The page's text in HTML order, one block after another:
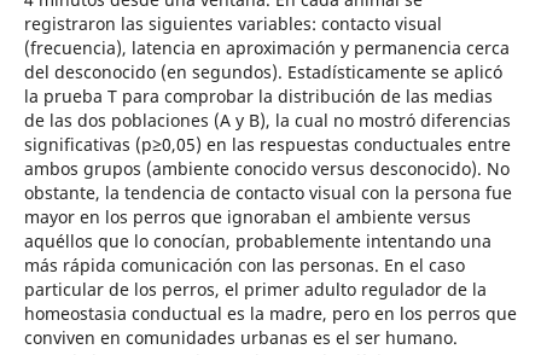
registraron las siguientes variables: contacto visual
(frecuencia), latencia en aproximación y permanencia cerca
del desconocido (en segundos). Estadísticamente se aplicó
la prueba T para comprobar la distribución de las medias
de las dos poblaciones (A y B), la cual no mostró diferencias
significativas (p≥0,05) en las respuestas conductuales entre
ambos grupos (ambiente conocido versus desconocido). No
obstante, la tendencia de contacto visual con la persona fue
mayor en los perros que ignoraban el ambiente versus
aquéllos que lo conocían, probablemente intentando una
más rápida comunicación con las personas. En el caso
particular de los perros, el primer adulto regulador de la
homeostasia conductual es la madre, pero en los perros que
conviven en comunidades urbanas es el ser humano.